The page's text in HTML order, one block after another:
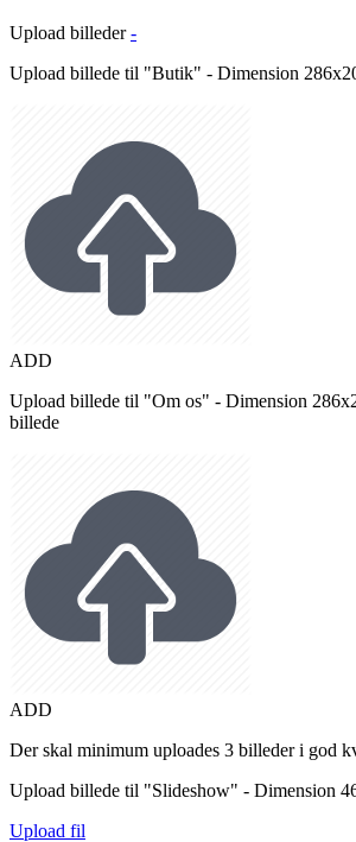
Upload billeder -
Upload billede til "Butik" - Dimension
ADD
Upload billede til "Om os" - Dimension
billede
ADD
Der skal minimum uploades 3 billeder i god
Upload billede til "Slideshow" - Dimension
Upload fil